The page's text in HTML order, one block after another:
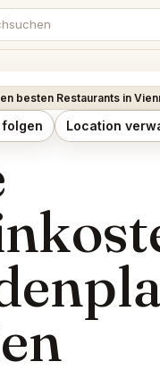
besten Restaurants in
Location